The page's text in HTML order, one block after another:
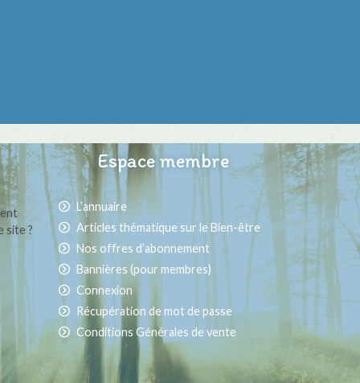
site ?
Espace membre
L’annuaire
Articles thématique sur le Bien-être
Nos offres d’abonnement
Bannières (pour membres)
Connexion
Récupération de mot de passe
Conditions Générales de vente